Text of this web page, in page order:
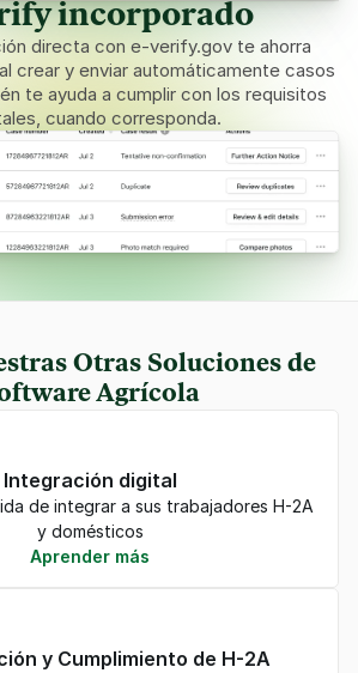
incorporado
directa con e-verify.gov te ahorra
crear y enviar automáticamente casos
te ayuda a cumplir con los requisitos
cuando corresponda.
Otras Soluciones de
Agrícola
Integración digital
de integrar a sus trabajadores H-2A
y domésticos
Aprender más
y Cumplimiento de H-2A